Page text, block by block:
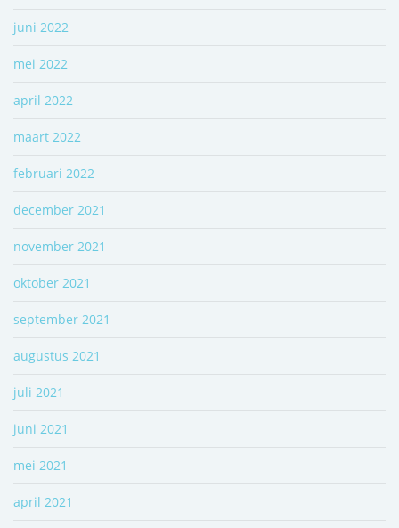
juni 2022
mei 2022
april 2022
maart 2022
februari 2022
december 2021
november 2021
oktober 2021
september 2021
augustus 2021
juli 2021
juni 2021
mei 2021
april 2021